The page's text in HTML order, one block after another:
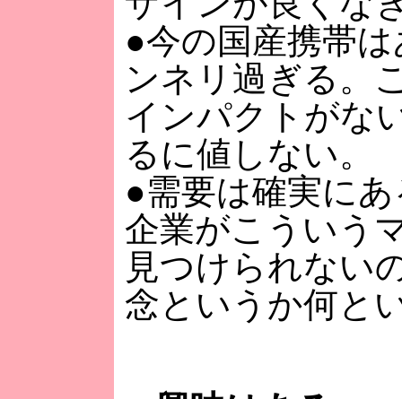
●今の国産携帯
ンネリ過ぎる。
インパクトがな
るに値しない。
●需要は確実に
企業がこういう
見つけられない
念というか何と